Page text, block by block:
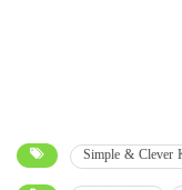
Simple & Clever